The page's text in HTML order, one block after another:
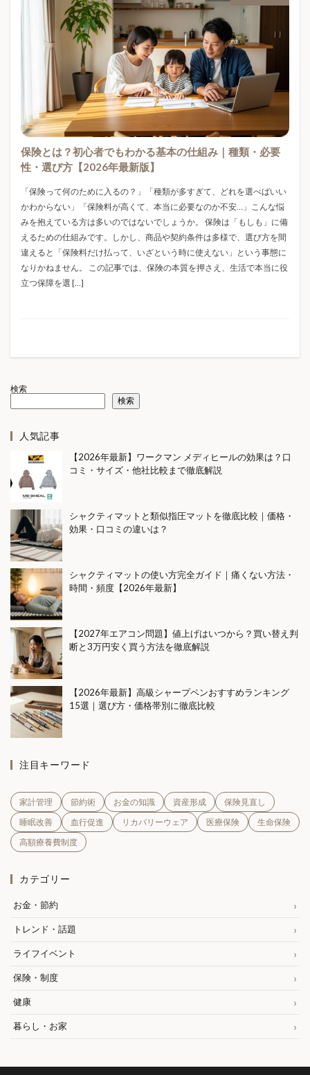
保険とは？初心者でもわかる基本の仕組み｜種類・必要
性・選び方【2026年最新版】
「保険って何のために入るの？」「種類が多すぎて、どれを選べばいい
かわからない」「保険料が高くて、本当に必要なのか不安…」こんな悩
みを抱えている方は多いのではないでしょうか。 保険は「もしも」に備
えるための仕組みです。しかし、商品や契約条件は多様で、選び方を間
違えると「保険料だけ払って、いざという時に使えない」という事態に
なりかねません。 この記事では、保険の本質を押さえ、生活で本当に役
立つ保障を選 […]
検索
検索
人気記事
【2026年最新】ワークマン メディヒールの効果は？口
コミ・サイズ・他社比較まで徹底解説
シャクティマットと類似指圧マットを徹底比較｜価格・
効果・口コミの違いは？
シャクティマットの使い方完全ガイド｜痛くない方法・
時間・頻度【2026年最新】
【2027年エアコン問題】値上げはいつから？買い替え判
断と3万円安く買う方法を徹底解説
【2026年最新】高級シャープペンおすすめランキング
15選｜選び方・価格帯別に徹底比較
注目キーワード
家計管理 節約術 お金の知識 資産形成
保険見直し
睡眠改善
血行促進 リカバリーウェア 医療保険
生命保険
高額療養費制度
カテゴリー
お金・節約
トレンド・話題
ライフイベント
保険・制度
健康
暮らし・お家
ブレインスリープ
ブレインスリープピロー
ブレインスリープマットレス
ブレインスリープリカバリーウェア
ブレインスリープ効果
ブレインスリープ口コミ
ブレインスリープ怪しい
ブレインスリープ評判
ブログ運営
プレゼント
プレゼント選び方
プロパンガス
プロパンガス料金
ヘルシー料理
ベネクス
ベビー用品 ベランダ防水
ペット
ペット医療費
ペット年間費用
ペット月額費用
ペット見守りカメラ
ペット費用
ペット飼う前に
ペット飼育
ホビー
ホルムズ 海峡
ホルムズ海峡
ホワイトデー相場
ボンドロ
ボンボンドロップシールロフト
ボンボンドロップシール入荷
ボンボンドロップシール再販
ボンボンドロップシール在庫
ポリフェノール
マイナンバーカード
マイホーム
マクロ経済スライド
マグボトル
マタニティブルー
ミニチュアハウス
メタボ
メタボリックシンドローム
メロジョイ
モバイルバッテリーNG
モバイルバッテリーおすすめ
モバイルバッテリー何個まで
モバイルバッテリー容量制限
モバイルバッテリー機内持ち込み2026
ライフイベント
ライフスタイル
ライフステージ保険
ライフプラン
ライフログ
ランドセル 相場
リカバリーウェア1万円以下
リカバリーウェアおすすめ
リカバリーウェアランキング
リカバリーウェア口コミ
リカバリーシューズおすすめ